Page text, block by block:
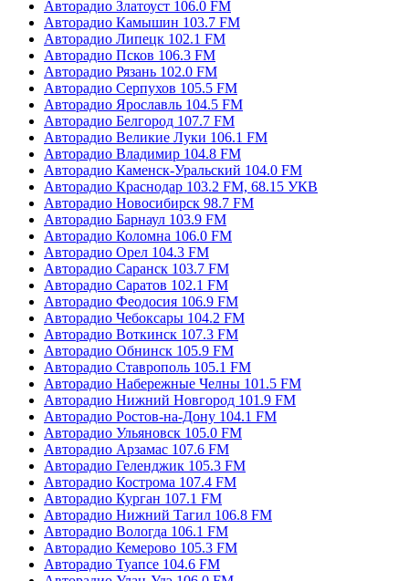
Авторадио Златоуст 106.0 FM
Авторадио Камышин 103.7 FM
Авторадио Липецк 102.1 FM
Авторадио Псков 106.3 FM
Авторадио Рязань 102.0 FM
Авторадио Серпухов 105.5 FM
Авторадио Ярославль 104.5 FM
Авторадио Белгород 107.7 FM
Авторадио Великие Луки 106.1 FM
Авторадио Владимир 104.8 FM
Авторадио Каменск-Уральский 104.0 FM
Авторадио Краснодар 103.2 FM, 68.15 УКВ
Авторадио Новосибирск 98.7 FM
Авторадио Барнаул 103.9 FM
Авторадио Коломна 106.0 FM
Авторадио Орел 104.3 FM
Авторадио Саранск 103.7 FM
Авторадио Саратов 102.1 FM
Авторадио Феодосия 106.9 FM
Авторадио Чебоксары 104.2 FM
Авторадио Воткинск 107.3 FM
Авторадио Обнинск 105.9 FM
Авторадио Ставрополь 105.1 FM
Авторадио Набережные Челны 101.5 FM
Авторадио Нижний Новгород 101.9 FM
Авторадио Ростов-на-Дону 104.1 FM
Авторадио Ульяновск 105.0 FM
Авторадио Арзамас 107.6 FM
Авторадио Геленджик 105.3 FM
Авторадио Кострома 107.4 FM
Авторадио Курган 107.1 FM
Авторадио Нижний Тагил 106.8 FM
Авторадио Вологда 106.1 FM
Авторадио Кемерово 105.3 FM
Авторадио Туапсе 104.6 FM